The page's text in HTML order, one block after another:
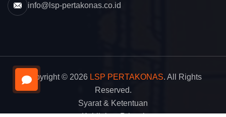
info@lsp-pertakonas.co.id
Copyright © 2026 LSP PERTAKONAS. All Rights
Reserved.
Syarat & Ketentuan